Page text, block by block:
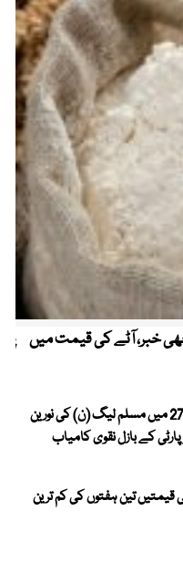
خبر، آٹے کی قیمت میں
آزاد کشمیر الیکشن ، ایل اے 27 میں مسلم لیگ (ن) کی نورین
تین ہفتوں کی کم ترین